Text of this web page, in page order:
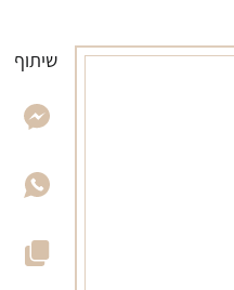
שיתוף